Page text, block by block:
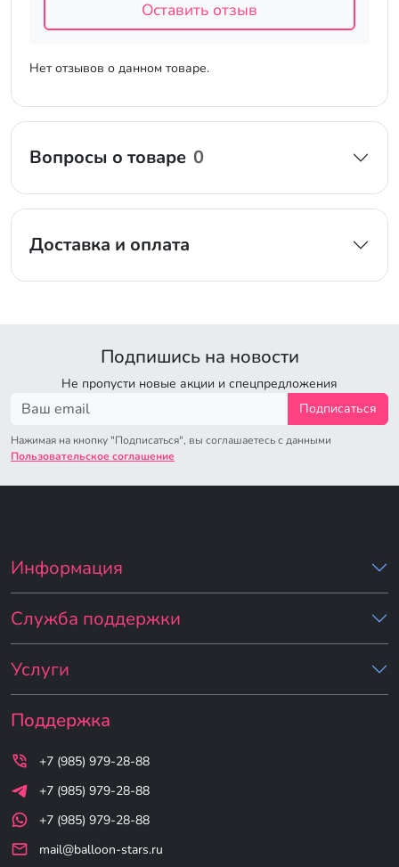
Нет отзывов о данном товаре.
Оставить отзыв
Вопросы о товаре 0
Доставка и оплата
Подпишись на новости
Не пропусти новые акции и спецпредложения
Подписаться
Нажимая на кнопку "Подписаться", вы соглашаетесь с данными
Пользовательское соглашение
Информация
Служба поддержки
Услуги
Поддержка
+7 (985) 979-28-88
+7 (985) 979-28-88
+7 (985) 979-28-88
mail@balloon-stars.ru